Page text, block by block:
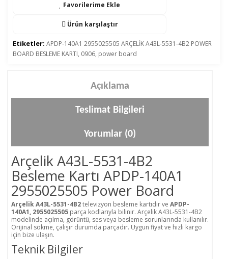
Favorilerime Ekle
Ürün karşılaştır
Etiketler: APDP-140A1 2955025505 ARÇELİK A43L-5531-4B2 POWER
BOARD BESLEME KARTI, 0906, power board
Açıklama
Teslimat Bilgileri
Yorumlar (0)
Arçelik A43L-5531-4B2
Besleme Kartı APDP-140A1
2955025505 Power Board
Arçelik A43L-5531-4B2televizyon besleme kartıdır ve APDP-
140A1, 2955025505 parça kodlarıyla bilinir. Arçelik A43L-5531-4B2
modelinde açılma, görüntü, ses veya besleme sorunlarında kullanılır.
Orijinal sökme, çalışır durumda parçadır. Uygun fiyat ve hızlı kargo
için bize ulaşın.
Teknik Bilgiler